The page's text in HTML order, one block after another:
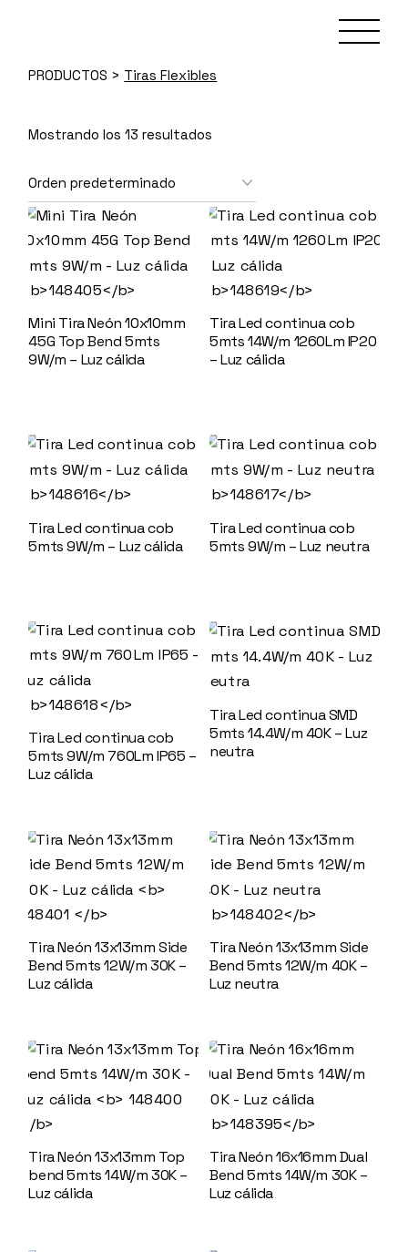
PRODUCTOS > Tiras Flexibles
Mostrando los 13 resultados
Mini Tira Neón 10x10mm
45G Top Bend 5mts
9W/m – Luz cálida
Tira Led continua cob
5mts 14W/m 1260Lm IP20
– Luz cálida
Tira Led continua cob
5mts 9W/m – Luz cálida
Tira Led continua cob
5mts 9W/m – Luz neutra
Tira Led continua cob
5mts 9W/m 760Lm IP65 –
Luz cálida
Tira Led continua SMD
5mts 14.4W/m 40K – Luz
neutra
Tira Neón 13x13mm Side
Bend 5mts 12W/m 30K –
Luz cálida
Tira Neón 13x13mm Side
Bend 5mts 12W/m 40K –
Luz neutra
Tira Neón 13x13mm Top
bend 5mts 14W/m 30K –
Luz cálida
Tira Neón 16x16mm Dual
Bend 5mts 14W/m 30K –
Luz cálida